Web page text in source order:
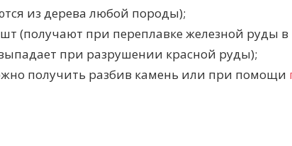
из дерева любой породы);
(получают при переплавке железной руды в
при разрушении красной руды);
получить разбив камень или при помощи